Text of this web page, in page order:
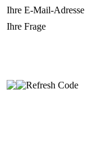
Ihre E-Mail-Adresse
Ihre Frage